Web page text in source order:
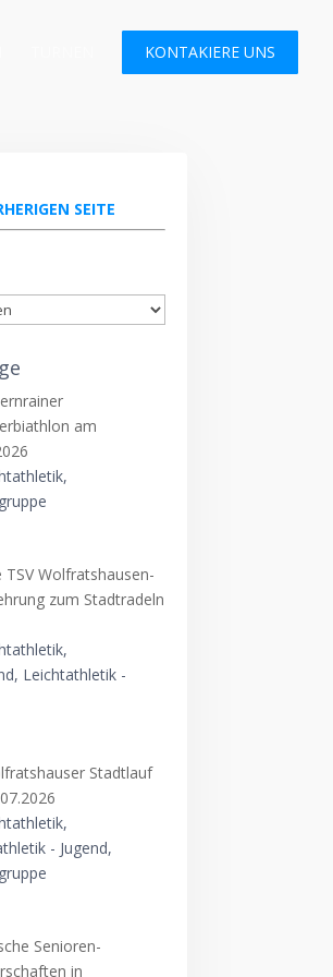
KONTAKIERE UNS
SEITE
am
TSV Wolfratshausen-
zum Stadtradeln
Leichtathletik -
Stadtlauf
- Jugend,
Senioren-
in